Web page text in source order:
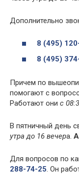
Дополнительно
8 (495)
8 (495)
Причем по
помогают с
Работают они с
В пятничный день
утра до 16 вечера.
Для вопросов по
288-74-25. Он